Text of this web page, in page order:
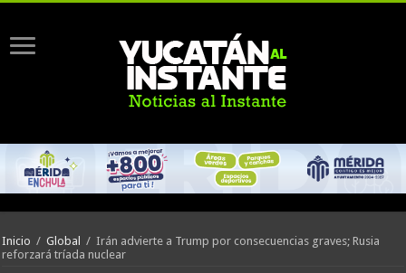
Inicio / Global / Irán advierte a Trump por consecuencias graves; Rusia
reforzará tríada nuclear